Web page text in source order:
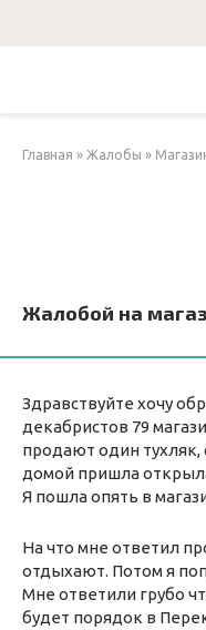
Главная » Жалобы »
Жалобой на
Здравствуйте хочу
декабристов 79
продают один тухляк,
домой пришла
Я пошла опять в
На что мне ответил
отдыхают. Потом я
Мне ответили грубо
будет порядок в